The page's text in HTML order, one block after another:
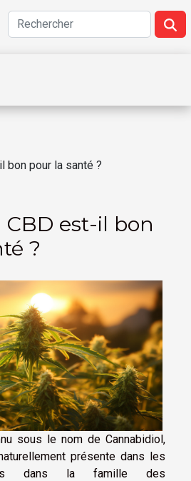
bon pour la santé ?
CBD est-il bon
?
sous le nom de Cannabidiol,
présente dans les
dans la famille des